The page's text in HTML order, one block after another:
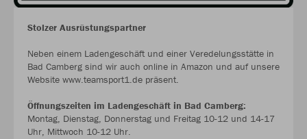
Stolzer Ausrüstungspartner
Neben einem Ladengeschäft und einer Veredelungsstätte in
Bad Camberg sind wir auch online in Amazon und auf unsere
Website www.teamsport1.de präsent.
Öffnungszeiten im Ladengeschäft in Bad Camberg:
Montag, Dienstag, Donnerstag und Freitag 10-12 und 14-17
Uhr, Mittwoch 10-12 Uhr.